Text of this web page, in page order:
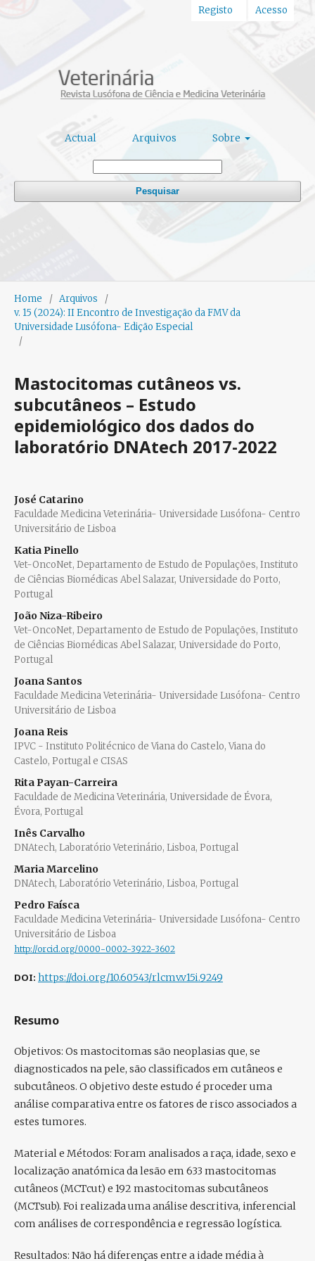
Actual Arquivos Sobre
Pesquisar
Registo Acesso
Home / Arquivos
/
v. 15 (2024): II Encontro de Investigação da FMV da
Universidade Lusófona- Edição Especial
/
Mastocitomas cutâneos vs.
subcutâneos – Estudo
epidemiológico dos dados do
laboratório DNAtech 2017-2022
José Catarino
Faculdade Medicina Veterinária- Universidade Lusófona- Centro
Universitário de Lisboa
Katia Pinello
Vet-OncoNet, Departamento de Estudo de Populações, Instituto
de Ciências Biomédicas Abel Salazar, Universidade do Porto,
Portugal
João Niza-Ribeiro
Vet-OncoNet, Departamento de Estudo de Populações, Instituto
de Ciências Biomédicas Abel Salazar, Universidade do Porto,
Portugal
Joana Santos
Faculdade Medicina Veterinária- Universidade Lusófona- Centro
Universitário de Lisboa
Joana Reis
IPVC - Instituto Politécnico de Viana do Castelo, Viana do
Castelo, Portugal e CISAS
Rita Payan-Carreira
Faculdade de Medicina Veterinária, Universidade de Évora,
Évora, Portugal
Inês Carvalho
DNAtech, Laboratório Veterinário, Lisboa, Portugal
Maria Marcelino
DNAtech, Laboratório Veterinário, Lisboa, Portugal
Pedro Faísca
Faculdade Medicina Veterinária- Universidade Lusófona- Centro
Universitário de Lisboa
http://orcid.org/0000-0002-3922-3602
DOI: https://doi.org/10.60543/rlcmv.v15i.9249
Resumo
Objetivos: Os mastocitomas são neoplasias que, se
diagnosticados na pele, são classificados em cutâneos e
subcutâneos. O objetivo deste estudo é proceder uma
análise comparativa entre os fatores de risco associados a
estes tumores.
Material e Métodos: Foram analisados a raça, idade, sexo e
localização anatómica da lesão em 633 mastocitomas
cutâneos (MCTcut) e 192 mastocitomas subcutâneos
(MCTsub). Foi realizada uma análise descritiva, inferencial
com análises de correspondência e regressão logística.
Resultados: Não há diferenças entre a idade média à